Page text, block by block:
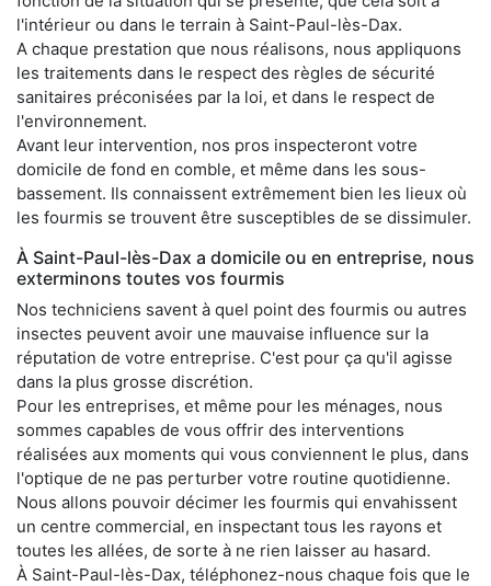
l'intérieur ou dans le terrain à Saint-Paul-lès-Dax.
A chaque prestation que nous réalisons, nous appliquons
les traitements dans le respect des règles de sécurité
sanitaires préconisées par la loi, et dans le respect de
l'environnement.
Avant leur intervention, nos pros inspecteront votre
domicile de fond en comble, et même dans les sous-
bassement. Ils connaissent extrêmement bien les lieux où
les fourmis se trouvent être susceptibles de se dissimuler.
À Saint-Paul-lès-Dax a domicile ou en entreprise, nous
exterminons toutes vos fourmis
Nos techniciens savent à quel point des fourmis ou autres
insectes peuvent avoir une mauvaise influence sur la
réputation de votre entreprise. C'est pour ça qu'il agisse
dans la plus grosse discrétion.
Pour les entreprises, et même pour les ménages, nous
sommes capables de vous offrir des interventions
réalisées aux moments qui vous conviennent le plus, dans
l'optique de ne pas perturber votre routine quotidienne.
Nous allons pouvoir décimer les fourmis qui envahissent
un centre commercial, en inspectant tous les rayons et
toutes les allées, de sorte à ne rien laisser au hasard.
À Saint-Paul-lès-Dax, téléphonez-nous chaque fois que le